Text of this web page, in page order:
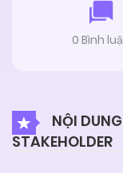
0 Bình
NỘI
STAKEHOLDER